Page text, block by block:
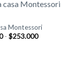
Montessori
- $253.000Rango